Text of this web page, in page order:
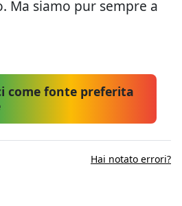
Ma siamo pur sempre a
come fonte preferita
Hai notato errori?